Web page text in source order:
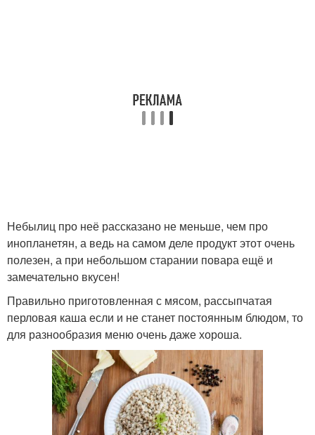
Перловка с капустой
Перловка с колбасками
Небылиц про неё рассказано не меньше, чем про
инопланетян, а ведь на самом деле продукт этот очень
полезен, а при небольшом старании повара ещё и
замечательно вкусен!
Правильно приготовленная с мясом, рассыпчатая
перловая каша если и не станет постоянным блюдом, то
для разнообразия меню очень даже хороша.